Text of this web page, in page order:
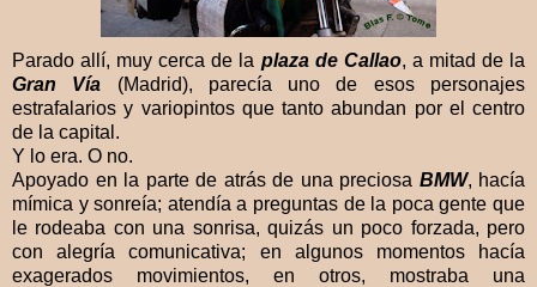
Parado allí, muy cerca de la plaza de Callao, a mitad de la
Gran Vía (Madrid), parecía uno de esos personajes
estrafalarios y variopintos que tanto abundan por el centro
de la capital.
Y lo era. O no.
Apoyado en la parte de atrás de una preciosa BMW, hacía
mímica y sonreía; atendía a preguntas de la poca gente que
le rodeaba con una sonrisa, quizás un poco forzada, pero
con alegría comunicativa; en algunos momentos hacía
exagerados movimientos, en otros, mostraba una